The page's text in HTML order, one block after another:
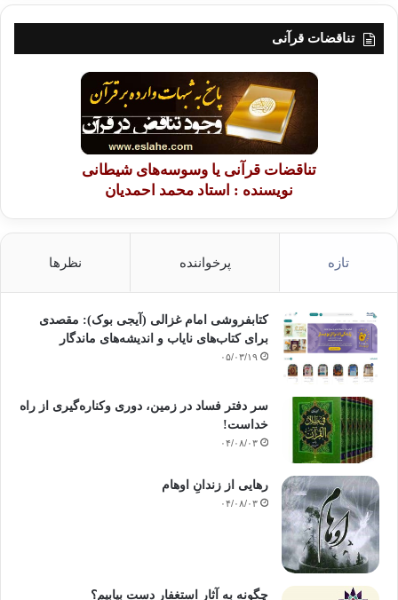
تناقضات قرآنی
تناقضات قرآنی یا وسوسه‌های شیطانی
نویسنده : استاد محمد احمدیان
تازه پرخواننده نظرها
کتابفروشی امام غزالی (آیجی بوک): مقصدی
برای کتاب‌های نایاب و اندیشه‌های ماندگار
۰۵/۰۳/۱۹
سر دفتر فساد در زمین‌، دوری وکناره‌گیری از راه
خداست‌!
۰۴/۰۸/۰۳
رهایی از زندانِ اوهام
۰۴/۰۸/۰۳
چگونه به آثار استغفار دست بیابیم؟